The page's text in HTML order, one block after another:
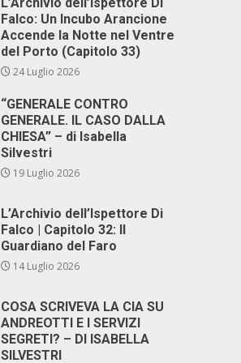
Falco: Un Incubo Arancione
Accende la Notte nel Ventre
del Porto (Capitolo 33)
24 Luglio 2026
“GENERALE CONTRO
GENERALE. IL CASO DALLA
CHIESA” – di Isabella
Silvestri
19 Luglio 2026
L’Archivio dell’Ispettore Di
Falco | Capitolo 32: Il
Guardiano del Faro
14 Luglio 2026
COSA SCRIVEVA LA CIA SU
ANDREOTTI E I SERVIZI
SEGRETI? – DI ISABELLA
SILVESTRI